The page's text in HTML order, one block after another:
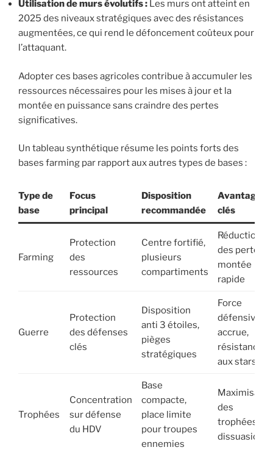
Utilisation de murs évolutifs : Les murs ont atteint en
2025 des niveaux stratégiques avec des résistances
augmentées, ce qui rend le défoncement coûteux pour
l’attaquant.
Adopter ces bases agricoles contribue à accumuler les
ressources nécessaires pour les mises à jour et la
montée en puissance sans craindre des pertes
significatives.
Un tableau synthétique résume les points forts des
bases farming par rapport aux autres types de bases :
Type de
base
Focus
principal
Disposition
recommandée
Avantages
clés
Farming
Protection
des
ressources
Centre fortifié,
plusieurs
compartiments
Réduction
des pertes,
montée
rapide
Guerre
Protection
des défenses
clés
Disposition
anti 3 étoiles,
pièges
stratégiques
Force
défensive
accrue,
résistance
aux stars
Trophées
Concentration
sur défense
du HDV
Base
compacte,
place limite
pour troupes
ennemies
des
trophées,
dissuasion